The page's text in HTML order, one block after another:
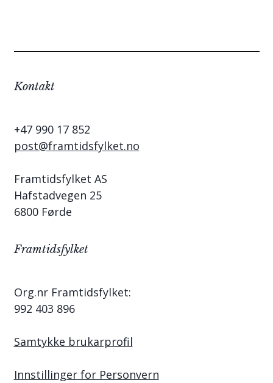
Kontakt
+47 990 17 852
post@framtidsfylket.no
Framtidsfylket AS
Hafstadvegen 25
6800 Førde
Framtidsfylket
Org.nr Framtidsfylket:
992 403 896
Samtykke brukarprofil
Innstillinger for Personvern